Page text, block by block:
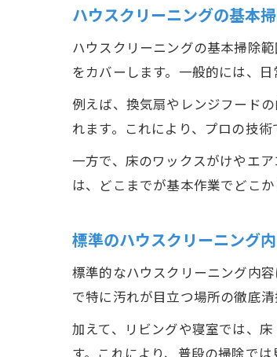
ハウスクリーニングの基本
ハウスクリーニングの基本掃除
をカバーします。一般的には、
例えば、換気扇やレンジフード
れます。これにより、プロの技
一方で、床のワックスがけやエ
は、どこまでが基本作業でどこ
標準のハウスクリーニング
標準的なハウスクリーニング内
で特に汚れが目立つ場所の徹底
加えて、リビングや寝室では、
す。これにより、普段の掃除で